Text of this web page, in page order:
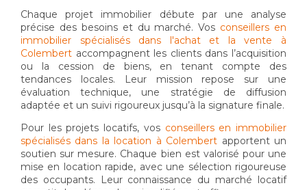
Chaque projet immobilier débute par une analyse
précise des besoins et du marché. Vos conseillers en
immobilier spécialisés dans l'achat et la vente à
Colembert accompagnent les clients dans l’acquisition
ou la cession de biens, en tenant compte des
tendances locales. Leur mission repose sur une
évaluation technique, une stratégie de diffusion
adaptée et un suivi rigoureux jusqu’à la signature finale.
Pour les projets locatifs, vos conseillers en immobilier
spécialisés dans la location à Colembert apportent un
soutien sur mesure. Chaque bien est valorisé pour une
mise en location rapide, avec une sélection rigoureuse
des occupants. Leur connaissance du marché locatif